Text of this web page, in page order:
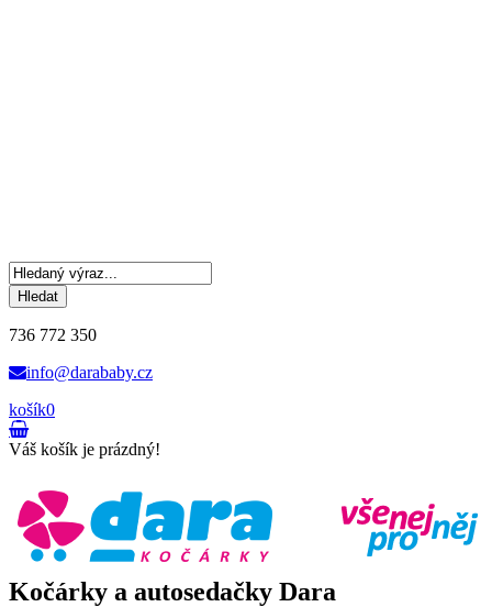
Hledat
736 772 350
info@darababy.cz
košík0
Váš košík je prázdný!
Kočárky a autosedačky Dara